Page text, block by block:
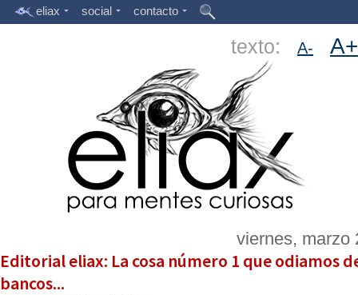
eliax social contacto
texto: A- A+
viernes, marzo
Editorial eliax: La cosa número 1 que odiamos
bancos...